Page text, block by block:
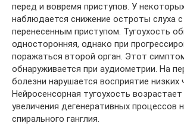
перед и вовремя приступов. У
наблюдается снижение остроты слуха
перенесенным приступом. Тугоухость
односторонняя, однако при
поражаться второй орган. Этот
обнаруживается при аудиометрии. На
болезни нарушается восприятие низких
Нейросенсорная тугоухость
увеличения дегенеративных процессов
спирального ганглия.